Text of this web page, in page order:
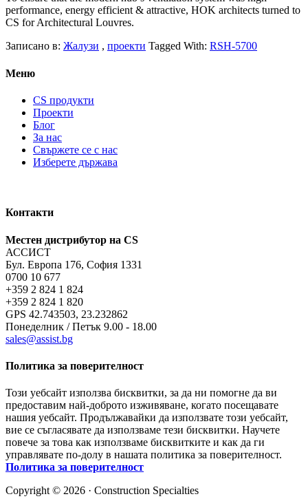
performance, energy efficient & attractive, HOK architects turned to
CS for Architectural Louvres.
Записано в: Жалузи , проекти Tagged With: RSH-5700
Меню
CS продукти
Проекти
Блог
За нас
Свържете се с нас
Изберете държава
Контакти
Местен дистрибутор на CS
АССИСТ
Бул. Европа 176, София 1331
0700 10 677
+359 2 824 1 824
+359 2 824 1 820
GPS 42.743503, 23.232862
Понеделник / Петък 9.00 - 18.00
sales@assist.bg
Политика за поверителност
Този уебсайт използва бисквитки, за да ни помогне да ви
предоставим най-доброто изживяване, когато посещавате
нашия уебсайт. Продължавайки да използвате този уебсайт,
вие се съгласявате да използваме тези бисквитки. Научете
повече за това как използваме бисквитките и как да ги
управлявате по-долу в нашата политика за поверителност.
Политика за поверителност
Copyright © 2026 · Construction Specialties